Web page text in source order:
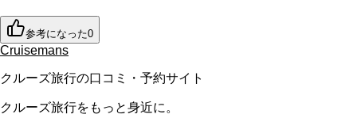
参考になった0
Cruisemans
クルーズ旅行の口コミ・予約サイト
クルーズ旅行をもっと身近に。